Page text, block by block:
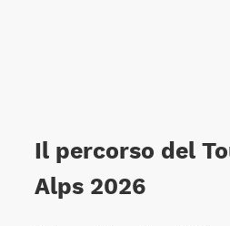
Il percorso del
Alps 2026